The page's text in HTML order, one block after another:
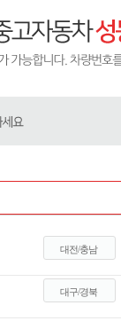
대전/충남
대구/경북